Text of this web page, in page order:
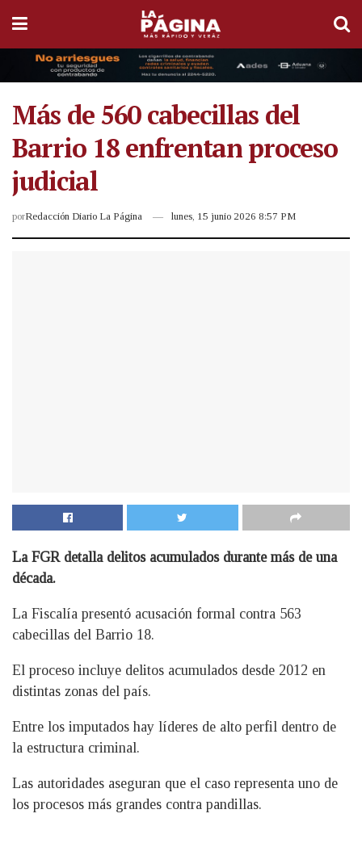
Más de 560 cabecillas del
Barrio 18 enfrentan proceso
judicial
porRedacción Diario La Página lunes, 15 junio 2026 8:57 PM
La FGR detalla delitos acumulados durante más de una
década.
La Fiscalía presentó acusación formal contra 563
cabecillas del Barrio 18.
El proceso incluye delitos acumulados desde 2012 en
distintas zonas del país.
Entre los imputados hay líderes de alto perfil dentro de
la estructura criminal.
Las autoridades aseguran que el caso representa uno de
los procesos más grandes contra pandillas.